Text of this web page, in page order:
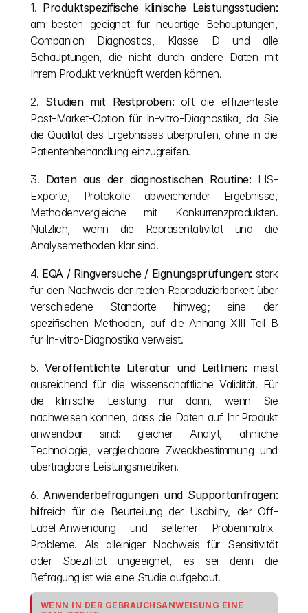
1. Produktspezifische klinische Leistungsstudien:
am besten geeignet für neuartige Behauptungen,
Companion Diagnostics, Klasse D und alle
Behauptungen, die nicht durch andere Daten mit
Ihrem Produkt verknüpft werden können.
2. Studien mit Restproben: oft die effizienteste
Post-Market-Option für In-vitro-Diagnostika, da Sie
die Qualität des Ergebnisses überprüfen, ohne in die
Patientenbehandlung einzugreifen.
3. Daten aus der diagnostischen Routine: LIS-
Exporte, Protokolle abweichender Ergebnisse,
Methodenvergleiche mit Konkurrenzprodukten.
Nützlich, wenn die Repräsentativität und die
Analysemethoden klar sind.
4. EQA / Ringversuche / Eignungsprüfungen: stark
für den Nachweis der realen Reproduzierbarkeit über
verschiedene Standorte hinweg; eine der
spezifischen Methoden, auf die Anhang XIII Teil B
für In-vitro-Diagnostika verweist.
5. Veröffentlichte Literatur und Leitlinien: meist
ausreichend für die wissenschaftliche Validität. Für
die klinische Leistung nur dann, wenn Sie
nachweisen können, dass die Daten auf Ihr Produkt
anwendbar sind: gleicher Analyt, ähnliche
Technologie, vergleichbare Zweckbestimmung und
übertragbare Leistungsmetriken.
6. Anwenderbefragungen und Supportanfragen:
hilfreich für die Beurteilung der Usability, der Off-
Label-Anwendung und seltener Probenmatrix-
Probleme. Als alleiniger Nachweis für Sensitivität
oder Spezifität ungeeignet, es sei denn die
Befragung ist wie eine Studie aufgebaut.
WENN IN DER GEBRAUCHSANWEISUNG EINE